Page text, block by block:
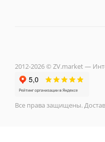
2012-2026 © ZV.market —
Все права защищены.